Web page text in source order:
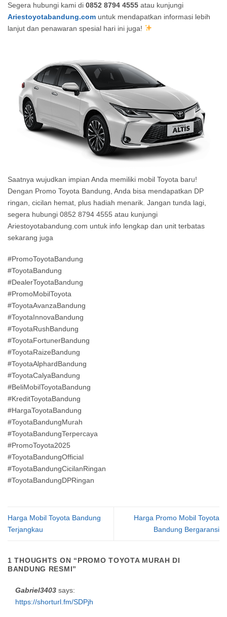
Segera hubungi kami di 0852 8794 4555 atau kunjungi
Ariestoyotabandung.com untuk mendapatkan informasi lebih
lanjut dan penawaran spesial hari ini juga!
Saatnya wujudkan impian Anda memiliki mobil Toyota baru!
Dengan Promo Toyota Bandung, Anda bisa mendapatkan DP
ringan, cicilan hemat, plus hadiah menarik. Jangan tunda lagi,
segera hubungi 0852 8794 4555 atau kunjungi
Ariestoyotabandung.com untuk info lengkap dan unit terbatas
sekarang juga
#PromoToyotaBandung
#ToyotaBandung
#DealerToyotaBandung
#PromoMobilToyota
#ToyotaAvanzaBandung
#ToyotaInnovaBandung
#ToyotaRushBandung
#ToyotaFortunerBandung
#ToyotaRaizeBandung
#ToyotaAlphardBandung
#ToyotaCalyaBandung
#BeliMobilToyotaBandung
#KreditToyotaBandung
#HargaToyotaBandung
#ToyotaBandungMurah
#ToyotaBandungTerpercaya
#PromoToyota2025
#ToyotaBandungOfficial
#ToyotaBandungCicilanRingan
#ToyotaBandungDPRingan
Harga Mobil Toyota Bandung
Terjangkau
Harga Promo Mobil Toyota
Bandung Bergaransi
1 THOUGHTS ON “PROMO TOYOTA MURAH DI
BANDUNG RESMI”
Gabriel3403 says:
https://shorturl.fm/SDPjh